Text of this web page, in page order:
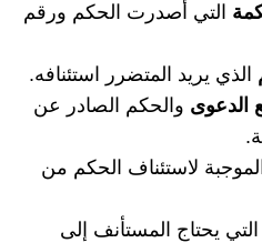
التي أصدرت الحكم ورقم
الذي يريد المتضرر استئنافه.
الدعوى والحكم الصادر عن
الموجبة لاستئناف الحكم من
التي يحتاج المستأنف إلى